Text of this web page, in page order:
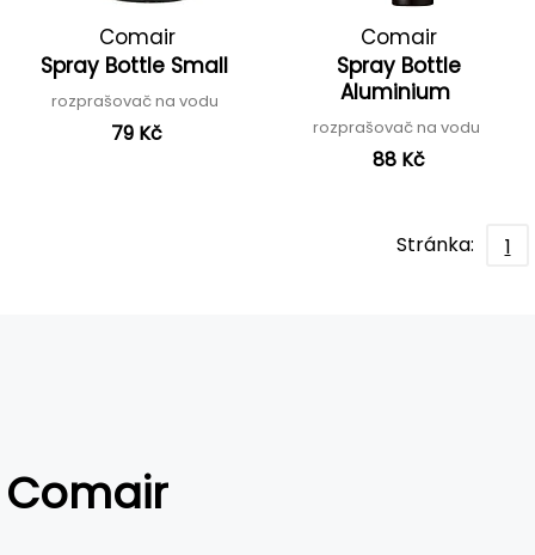
Comair
Spray Bottle Small
rozprašovač na vodu
79 Kč
Comair
Spray Bottle
Aluminium
rozprašovač na vodu
88 Kč
Stránka: 1
Comair